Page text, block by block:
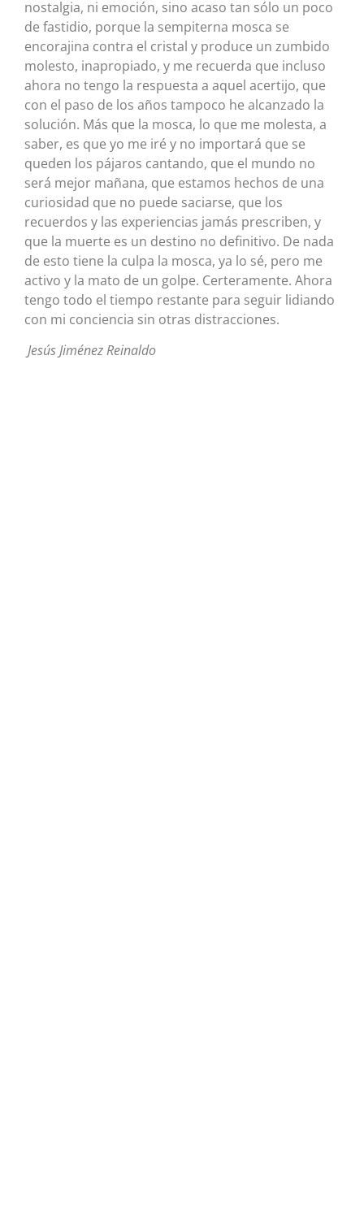
nostalgia, ni emoción, sino acaso tan sólo un poco
de fastidio, porque la sempiterna mosca se
encorajina contra el cristal y produce un zumbido
molesto, inapropiado, y me recuerda que incluso
ahora no tengo la respuesta a aquel acertijo, que
con el paso de los años tampoco he alcanzado la
solución. Más que la mosca, lo que me molesta, a
saber, es que yo me iré y no importará que se
queden los pájaros cantando, que el mundo no
será mejor mañana, que estamos hechos de una
curiosidad que no puede saciarse, que los
recuerdos y las experiencias jamás prescriben, y
que la muerte es un destino no definitivo. De nada
de esto tiene la culpa la mosca, ya lo sé, pero me
activo y la mato de un golpe. Certeramente. Ahora
tengo todo el tiempo restante para seguir lidiando
con mi conciencia sin otras distracciones.
JesúsJiménez Reinaldo